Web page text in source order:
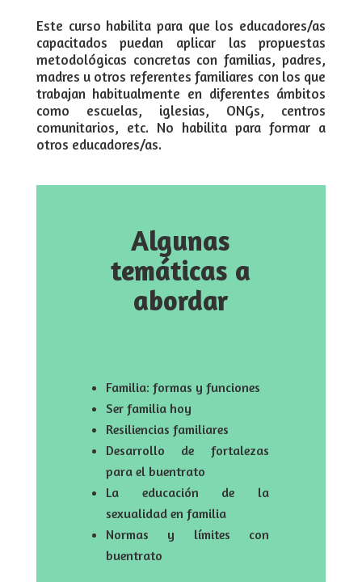
Este curso habilita para que los educadores/as
capacitados puedan aplicar las propuestas
metodológicas concretas con familias, padres,
madres u otros referentes familiares con los que
trabajan habitualmente en diferentes ámbitos
como escuelas, iglesias, ONGs, centros
comunitarios, etc. No habilita para formar a
otros educadores/as.
Algunas
temáticas a
abordar
Familia: formas y funciones
Ser familia hoy
Resiliencias familiares
Desarrollo de fortalezas
para el buentrato
La educación de la
sexualidad en familia
Normas y límites con
buentrato